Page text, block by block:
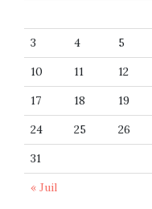
3
4 5
10
11 12
17
18 19
24
25 26
31
« Juil